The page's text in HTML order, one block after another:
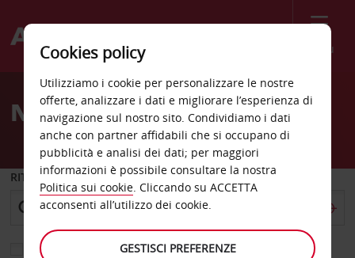
Menù
Welcome
AvisNoleggio auto Broomfield
RITIRO DA
Scegli una località di riconsegna diversa
Cookies policy
Utilizziamo i cookie per personalizzare le nostre
offerte, analizzare i dati e migliorare l’esperienza di
navigazione sul nostro sito. Condividiamo i dati
anche con partner affidabili che si occupano di
pubblicità e analisi dei dati; per maggiori
informazioni è possibile consultare la nostra
Politica sui cookie. Cliccando su ACCETTA
acconsenti all’utilizzo dei cookie.
GESTISCI PREFERENZE